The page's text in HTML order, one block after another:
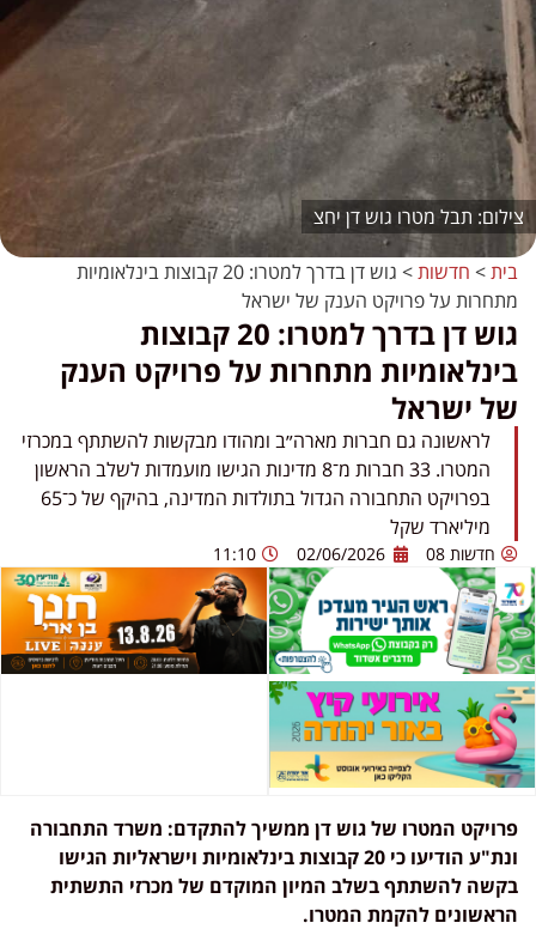
תבל מטרו גוש דן יחצ
בית> חדשות>
גוש דן בדרך למטרו: 20 קבוצות בינלאומיות
מתחרות על פרויקט הענק של ישראל
גוש דן בדרך למטרו: 20 קבוצות
בינלאומיות מתחרות על פרויקט הענק
של ישראל
לראשונה גם חברות מארה״ב ומהודו מבקשות להשתתף במכרזי
המטרו. 33 חברות מ־8 מדינות הגישו מועמדות לשלב הראשון
בפרויקט התחבורה הגדול בתולדות המדינה, בהיקף של כ־65
מיליארד שקל
חדשות 08 02/06/2026
11:10
פרויקט המטרו של גוש דן ממשיך להתקדם: משרד התחבורה
ונת"ע הודיעו כי 20 קבוצות בינלאומיות וישראליות הגישו
בקשה להשתתף בשלב המיון המוקדם של מכרזי התשתית
הראשונים להקמת המטרו.